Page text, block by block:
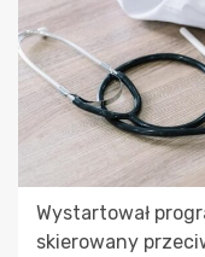
Wystartował
skierowany